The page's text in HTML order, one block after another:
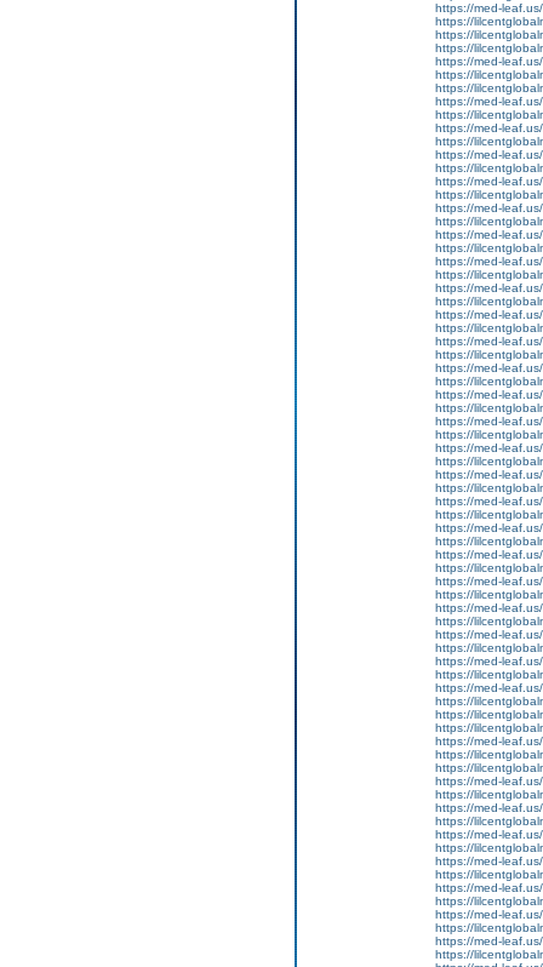
https://med-leaf.us/
https://
https://
https://
https://med-leaf.us/
https://
https://
https://med-leaf.us/
https://
https://med-leaf.us/
https://
https://med-leaf.us/
https://
https://med-leaf.us/
https://
https://med-leaf.us/
https://
https://med-leaf.us/
https://
https://med-leaf.us/
https://
https://med-leaf.us/
https://
https://med-leaf.us/
https://
https://med-leaf.us/
https://
https://med-leaf.us/
https://
https://med-leaf.us/
https://
https://med-leaf.us/
https://
https://med-leaf.us/
https://
https://med-leaf.us/
https://
https://med-leaf.us/
https://
https://med-leaf.us/
https://
https://med-leaf.us/
https://
https://med-leaf.us/
https://
https://med-leaf.us/
https://
https://med-leaf.us/
https://
https://med-leaf.us/
https://
https://med-leaf.us/
https://
https://
https://
https://med-leaf.us/
https://
https://
https://med-leaf.us/
https://
https://med-leaf.us/
https://
https://med-leaf.us/
https://
https://med-leaf.us/
https://
https://med-leaf.us/
https://
https://med-leaf.us/
https://
https://med-leaf.us/
https://